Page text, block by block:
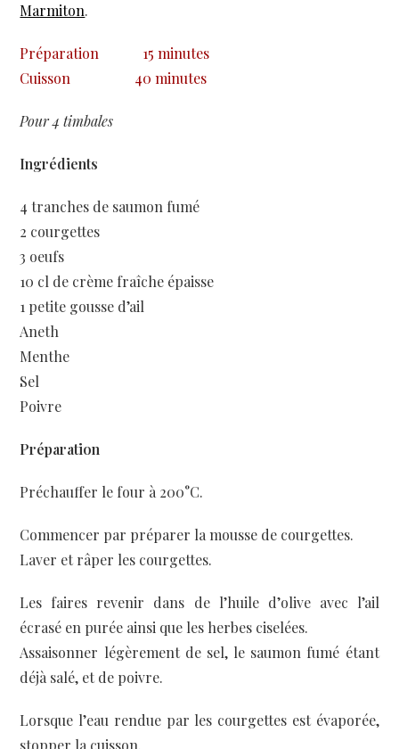
Marmiton.
Préparation
15 minutes
Cuisson
40 minutes
Pour 4 timbales
Ingrédients
4 tranches de saumon fumé
2 courgettes
3 oeufs
10 cl de crème fraîche épaisse
1 petite gousse d’ail
Aneth
Menthe
Sel
Poivre
Préparation
Préchauffer le four à 200°C.
Commencer par préparer la mousse de courgettes.
Laver et râper les courgettes.
Les faires revenir dans de l’huile d’olive avec l’ail
écrasé en purée ainsi que les herbes ciselées.
Assaisonner légèrement de sel, le saumon fumé étant
déjà salé, et de poivre.
Lorsque l’eau rendue par les courgettes est évaporée,